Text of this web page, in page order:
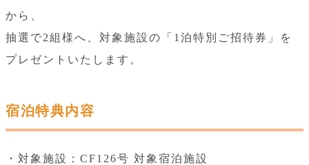
から、
抽選で2組様へ、対象施設の「1泊特別ご招待券」を
プレゼントいたします。
宿泊特典内容
・対象施設：CF126号 対象宿泊施設